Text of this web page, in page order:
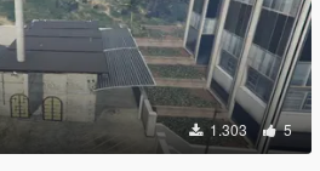
1.303 5